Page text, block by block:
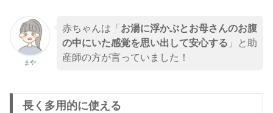
まや
赤ちゃんは「 お湯に浮かぶとお母さんのお腹
の中にいた感覚を思い出して安心する 」と助
産師の方が言っていました！
長く多用的に使える